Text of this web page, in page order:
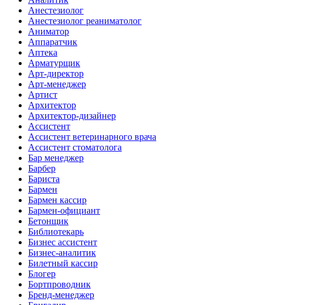
Анестезиолог
Анестезиолог реаниматолог
Аниматор
Аппаратчик
Аптека
Арматурщик
Арт-директор
Арт-менеджер
Артист
Архитектор
Архитектор-дизайнер
Ассистент
Ассистент ветеринарного врача
Ассистент стоматолога
Бар менеджер
Барбер
Бариста
Бармен
Бармен кассир
Бармен-официант
Бетонщик
Библиотекарь
Бизнес ассистент
Бизнес-аналитик
Билетный кассир
Блогер
Бортпроводник
Бренд-менеджер